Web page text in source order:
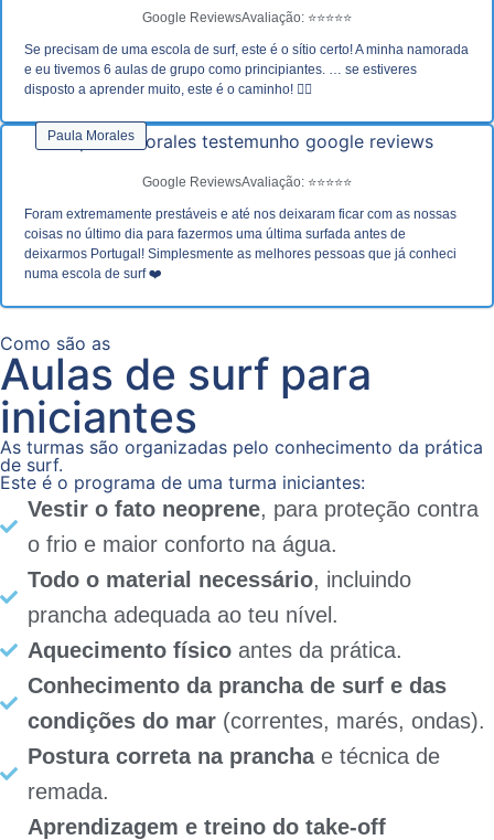
Google ReviewsAvaliação: ⭐⭐⭐⭐⭐
Se precisam de uma escola de surf, este é o sítio certo! A minha namorada
e eu tivemos 6 aulas de grupo como principiantes. … se estiveres
disposto a aprender muito, este é o caminho! 🏄‍♂️
Paula Morales
Google ReviewsAvaliação: ⭐⭐⭐⭐⭐
Foram extremamente prestáveis e até nos deixaram ficar com as nossas
coisas no último dia para fazermos uma última surfada antes de
deixarmos Portugal! Simplesmente as melhores pessoas que já conheci
numa escola de surf ❤️
Como são as
Aulas de surf para
iniciantes
As turmas são organizadas pelo conhecimento da prática
de surf.
Este é o programa de uma turma iniciantes:
Vestir o fato neoprene, para proteção contra
o frio e maior conforto na água.
Todo o material necessário, incluindo
prancha adequada ao teu nível.
Aquecimento físico antes da prática.
Conhecimento da prancha de surf e das
condições do mar (correntes, marés, ondas).
Postura correta na pranchae técnica de
remada.
Aprendizagem e treino do take-off